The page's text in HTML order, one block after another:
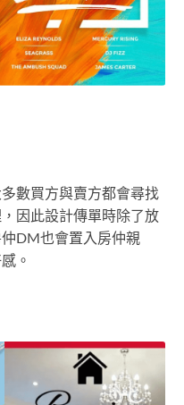
數買方與賣方都會尋找
因此設計傳單時除了放
DM也會置入房仲親
。